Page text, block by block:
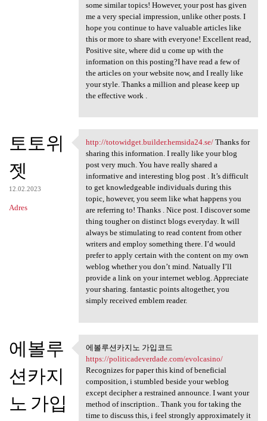
some similar topics! However, your post has given
me a very special impression, unlike other posts. I
hope you continue to have valuable articles like
this or more to share with everyone! Excellent read,
Positive site, where did u come up with the
information on this posting?I have read a few of
the articles on your website now, and I really like
your style. Thanks a million and please keep up
the effective work .
토토위
젯
12.02.2023
Adres
http://totowidget.builder
http://totowidget.builder.hemsida24.se/Thanks for
sharing this information. I really like your blog
post very much. You have really shared a
informative and interesting blog post . It’s difficult
to get knowledgeable individuals during this
topic, however, you seem like what happens you
are referring to! Thanks . Nice post. I discover some
thing tougher on distinct blogs everyday. It will
always be stimulating to read content from other
writers and employ something there. I’d would
prefer to apply certain with the content on my own
weblog whether you don’t mind. Natually I’ll
provide a link on your internet weblog. Appreciate
your sharing. fantastic points altogether, you
simply received emblem reader.
에볼루
션카지
노 가입
에볼루션카지노 가입코드 https:/
에볼루션카지노 가입코드
https://politicadeverdade.com/evolcasino/
Recognizes for paper this kind of beneficial
composition, i stumbled beside your weblog
except decipher a restrained announce. I want your
method of inscription.. Thank you for taking the
time to discuss this, i feel strongly approximately it